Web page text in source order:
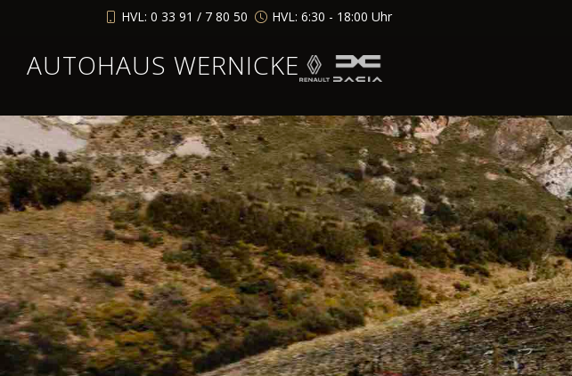
HVL: 0 33 91 / 7 80 50 HVL: 6:30 - 18:00 Uhr
AUTOHAUS WERNICKE